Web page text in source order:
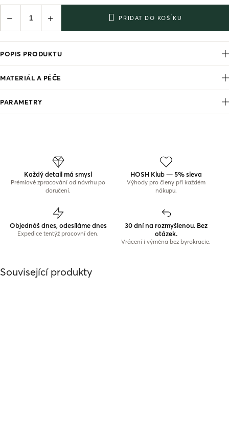
+
− PŘIDAT DO KOŠÍKU
POPIS PRODUKTU
MATERIÁL A PÉČE
PARAMETRY
Každý detail má smysl
Prémiové zpracování od návrhu po
doručení.
HOSH Klub — 5% sleva
Výhody pro členy při každém
nákupu.
Objednáš dnes, odesíláme dnes
Expedice tentýž pracovní den.
30 dní na rozmyšlenou. Bez
otázek.
Vrácení i výměna bez byrokracie.
Související produkty